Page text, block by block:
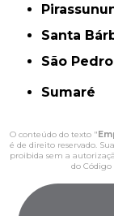
Santa
São Pedro
Sumaré
O conteúdo do texto "
é de direito reservado.
proibida sem a
do Código